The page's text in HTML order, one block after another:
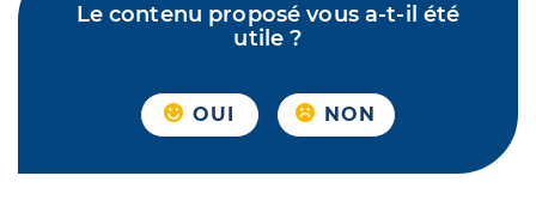
Le contenu proposé vous a-t-il été
utile ?
OUI NON